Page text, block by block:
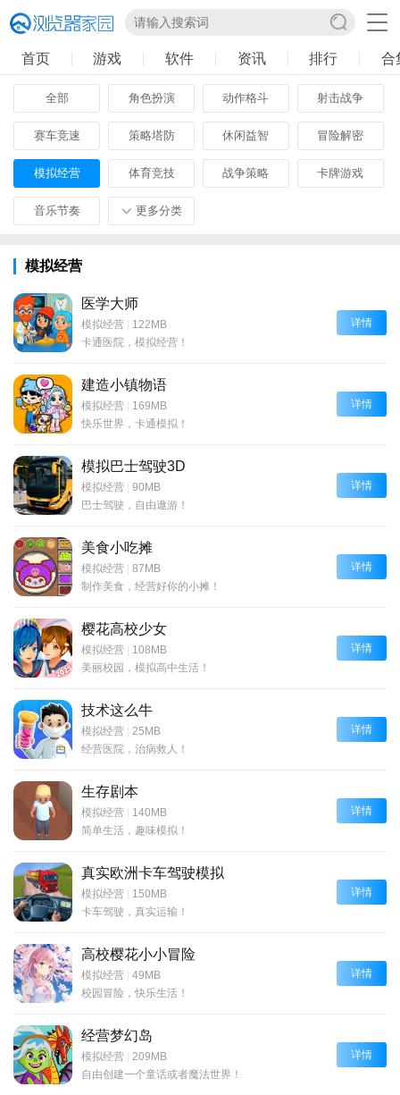
首页 游戏 软件 资讯 排行 合
全部 角色扮演 动作格斗 射击战争
赛车竞速 策略塔防 休闲益智 冒险解密
模拟经营 体育竞技 战争策略 卡牌游戏
音乐节奏 更多分类
模拟经营
医学大师
模拟经营
122MB
卡通医院，模拟经营！
详情
建造小镇物语
模拟经营
169MB
快乐世界，卡通模拟！
详情
模拟巴士驾驶3D
模拟经营
90MB
巴士驾驶，自由遨游！
详情
美食小吃摊
模拟经营
87MB
制作美食，经营好你的小摊！
详情
樱花高校少女
模拟经营
108MB
美丽校园，模拟高中生活！
详情
技术这么牛
模拟经营
25MB
经营医院，治病救人！
详情
生存剧本
模拟经营
140MB
简单生活，趣味模拟！
详情
真实欧洲卡车驾驶模拟
模拟经营
150MB
卡车驾驶，真实运输！
详情
高校樱花小小冒险
模拟经营
49MB
校园冒险，快乐生活！
详情
经营梦幻岛
模拟经营
209MB
自由创建一个童话或者魔法世界！
详情